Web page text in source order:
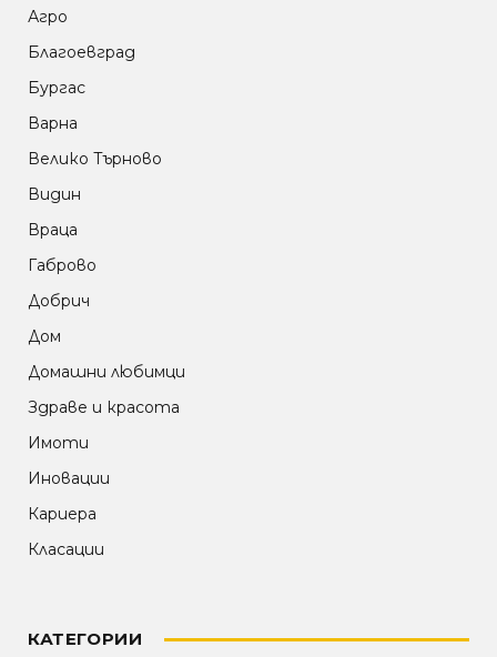
Агро
Благоевград
Бургас
Варна
Велико Търново
Видин
Враца
Габрово
Добрич
Дом
Домашни любимци
Здраве и красота
Имоти
Иновации
Кариера
Класации
КАТЕГОРИИ